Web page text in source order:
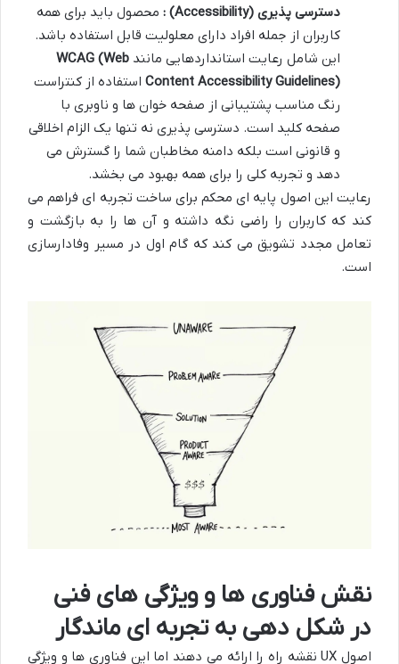
دسترسی پذیری (Accessibility)
: محصول باید برای همه
کاربران از جمله افراد دارای معلولیت قابل استفاده باشد.
این شامل رعایت استانداردهایی مانند WCAG (Web
Content Accessibility Guidelines) استفاده از کنتراست
رنگ مناسب پشتیبانی از صفحه خوان ها و ناوبری با
صفحه کلید است. دسترسی پذیری نه تنها یک الزام اخلاقی
و قانونی است بلکه دامنه مخاطبان شما را گسترش می
دهد و تجربه کلی را برای همه بهبود می بخشد.
رعایت این اصول پایه ای محکم برای ساخت تجربه ای فراهم می
کند که کاربران را راضی نگه داشته و آن ها را به بازگشت و
تعامل مجدد تشویق می کند که گام اول در مسیر وفادارسازی
است.
نقش فناوری ها و ویژگی های فنی
در شکل دهی به تجربه ای ماندگار
اصول UX نقشه راه را ارائه می دهند اما این فناوری ها و ویژگی